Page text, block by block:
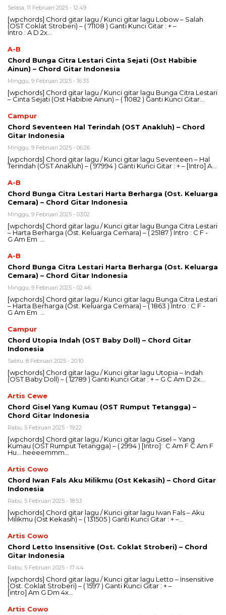
Selasa, 11 Februari 2025 - 12:49
[wpchords] Chord gitar lagu / Kunci gitar lagu Lobow – Salah
(OST Coklat Stroberi) – ( 71108 ) Ganti Kunci Gitar : + –
Intro : A D 2x…
A-B
Chord Bunga Citra Lestari Cinta Sejati (Ost Habibie
Ainun) – Chord Gitar Indonesia
Minggu, 9 Februari 2025 - 16:33
[wpchords] Chord gitar lagu / Kunci gitar lagu Bunga Citra Lestari
– Cinta Sejati (Ost Habibie Ainun) – ( 11082 ) Ganti Kunci Gitar…
Campur
Chord Seventeen Hal Terindah (OST Anakluh) – Chord
Gitar Indonesia
Minggu, 9 Februari 2025 - 06:26
[wpchords] Chord gitar lagu / Kunci gitar lagu Seventeen – Hal
Terindah (OST Anakluh) – ( 97994 ) Ganti Kunci Gitar : + – [Intro] A…
A-B
Chord Bunga Citra Lestari Harta Berharga (Ost. Keluarga
Cemara) – Chord Gitar Indonesia
Minggu, 9 Februari 2025 - 03:02
[wpchords] Chord gitar lagu / Kunci gitar lagu Bunga Citra Lestari
– Harta Berharga (Ost. Keluarga Cemara) – ( 25187 ) Intro : C F -
G Am Em …
A-B
Chord Bunga Citra Lestari Harta Berharga (Ost. Keluarga
Cemara) – Chord Gitar Indonesia
Minggu, 9 Februari 2025 - 02:46
[wpchords] Chord gitar lagu / Kunci gitar lagu Bunga Citra Lestari
– Harta Berharga (Ost. Keluarga Cemara) – ( 1863 ) Intro : C F -
G Am Em …
Campur
Chord Utopia Indah (OST Baby Doll) – Chord Gitar
Indonesia
Sabtu, 8 Februari 2025 - 20:10
[wpchords] Chord gitar lagu / Kunci gitar lagu Utopia – Indah
(OST Baby Doll) – ( 12789 ) Ganti Kunci Gitar : + – G C Am D 2x…
Artis Cewe
Chord Gisel Yang Kumau (OST Rumput Tetangga) –
Chord Gitar Indonesia
Rabu, 5 Februari 2025 - 19:22
[wpchords] Chord gitar lagu / Kunci gitar lagu Gisel – Yang
Kumau (OST Rumput Tetangga) – ( 2994 ) [Intro]: C Am F C Am F
Hu… heeeemmm…
Artis Cowo
Chord Iwan Fals Aku Milikmu (Ost Kekasih) – Chord Gitar
Indonesia
Rabu, 5 Februari 2025 - 18:53
[wpchords] Chord gitar lagu / Kunci gitar lagu Iwan Fals – Aku
Milikmu (Ost Kekasih) – ( 131505 ) Ganti Kunci Gitar : + –…
Artis Cowo
Chord Letto Insensitive (Ost. Coklat Stroberi) – Chord
Gitar Indonesia
Rabu, 5 Februari 2025 - 17:44
[wpchords] Chord gitar lagu / Kunci gitar lagu Letto – Insensitive
(Ost. Coklat Stroberi) – ( 1597 ) Ganti Kunci Gitar : + –
[intro] Am G Dm 4x…
Artis Cowo